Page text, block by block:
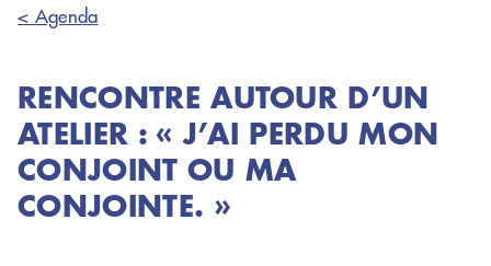
< Agenda
RENCONTRE AUTOUR D’UN
ATELIER : « J’AI PERDU MON
CONJOINT OU MA
CONJOINTE. »